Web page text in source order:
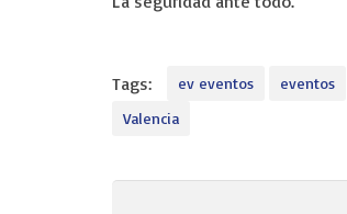
Tags: ev eventos eventos
Valencia